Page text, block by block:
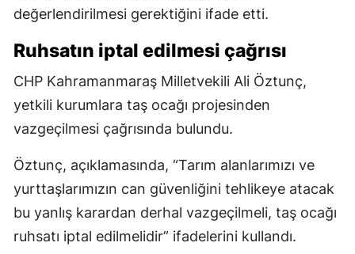
değerlendirilmesi gerektiğini ifade etti.
Ruhsatın iptal edilmesi çağrısı
CHP Kahramanmaraş Milletvekili Ali Öztunç,
yetkili kurumlara taş ocağı projesinden
vazgeçilmesi çağrısında bulundu.
Öztunç, açıklamasında, “Tarım alanlarımızı ve
yurttaşlarımızın can güvenliğini tehlikeye atacak
bu yanlış karardan derhal vazgeçilmeli, taş ocağı
ruhsatı iptal edilmelidir” ifadelerini kullandı.